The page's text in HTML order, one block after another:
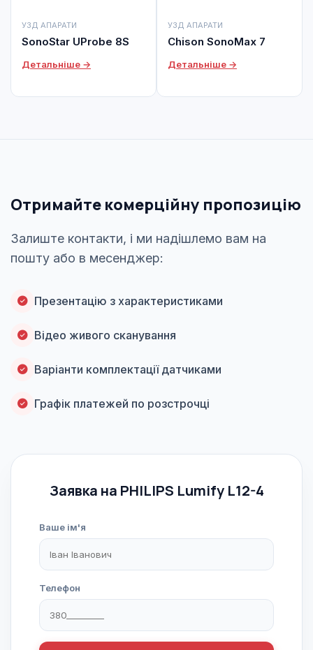
УЗД АПАРАТИ
SonoStar UProbe 8S
Детальніше →
УЗД АПАРАТИ
Chison SonoMax 7
Детальніше →
Отримайте комерційну пропозицію
Залиште контакти, і ми надішлемо вам на
пошту або в месенджер:
Презентацію з характеристиками
Відео живого сканування
Варіанти комплектації датчиками
Графік платежей по розстрочці
Заявка на PHILIPS Lumify L12-4
Ваше ім'я
Телефон